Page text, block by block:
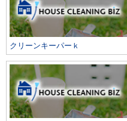
クリーンキーパーｋ